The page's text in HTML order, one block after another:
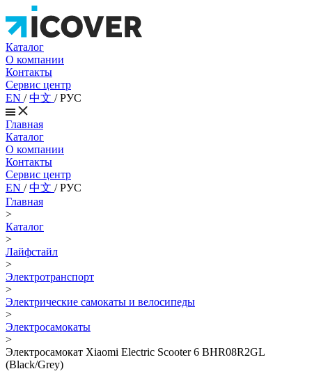
Каталог
О компании
Контакты
Сервис центр
EN /中文 /РУС
Главная
Каталог
О компании
Контакты
Сервис центр
EN /中文 /РУС
Главная
>
Каталог
>
Лайфстайл
>
Электротранспорт
>
Электрические самокаты и велосипеды
>
Электросамокаты
>
Электросамокат Xiaomi Electric Scooter 6 BHR08R2GL
(Black/Grey)